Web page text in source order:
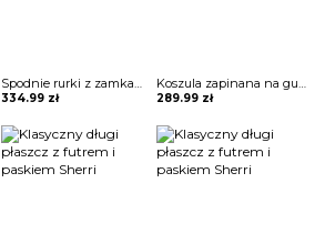
Spodnie rurki z zamkami Arvida
334.99 zł
Koszula zapinana na guziki z koronką Sae
289.99 zł